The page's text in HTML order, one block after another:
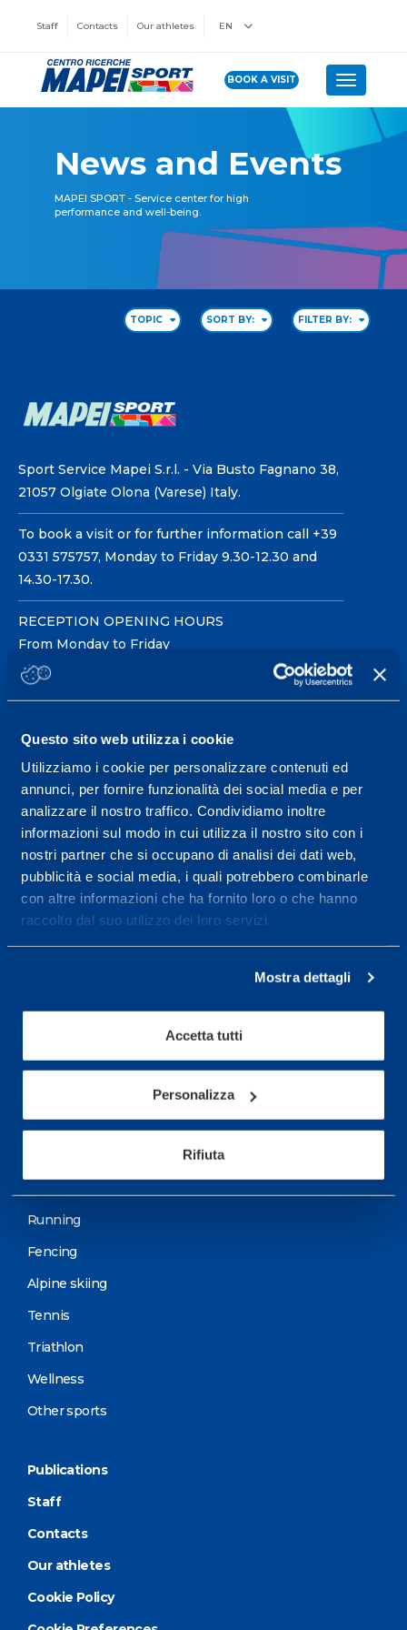
Questo sito web utilizza i cookie
Utilizziamo i cookie per personalizzare contenuti ed
annunci, per fornire funzionalità dei social media e per
analizzare il nostro traffico. Condividiamo inoltre
informazioni sul modo in cui utilizza il nostro sito con i
nostri partner che si occupano di analisi dei dati web,
pubblicità e social media, i quali potrebbero combinarle
con altre informazioni che ha fornito loro o che hanno
raccolto dal suo utilizzo dei loro servizi.
Mostra dettagli
Accetta tutti
Personalizza
Rifiuta
Staff Contacts Our athletes EN
BOOK A VISIT Toggle
News and Events
MAPEI SPORT - Service center for high
performance and well-being.
TOPIC SORT BY: FILTER BY:
Sport Service Mapei S.r.l. - Via Busto Fagnano 38,
21057 Olgiate Olona (Varese) Italy.
To book a visit or for further information call +39
0331 575757, Monday to Friday 9.30-12.30 and
14.30-17.30.
RECEPTION OPENING HOURS
From Monday to Friday
08.30 - 18.30
Service center for high
performance and well-
being.
More informations
Services
Sport
Cycling and MTB
Running
Fencing
Alpine skiing
Tennis
Triathlon
Wellness
Other sports
Publications
Staff
Contacts
Our athletes
Cookie Policy